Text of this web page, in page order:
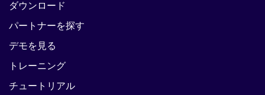
ダウンロード
パートナーを探す
デモを見る
トレーニング
チュートリアル